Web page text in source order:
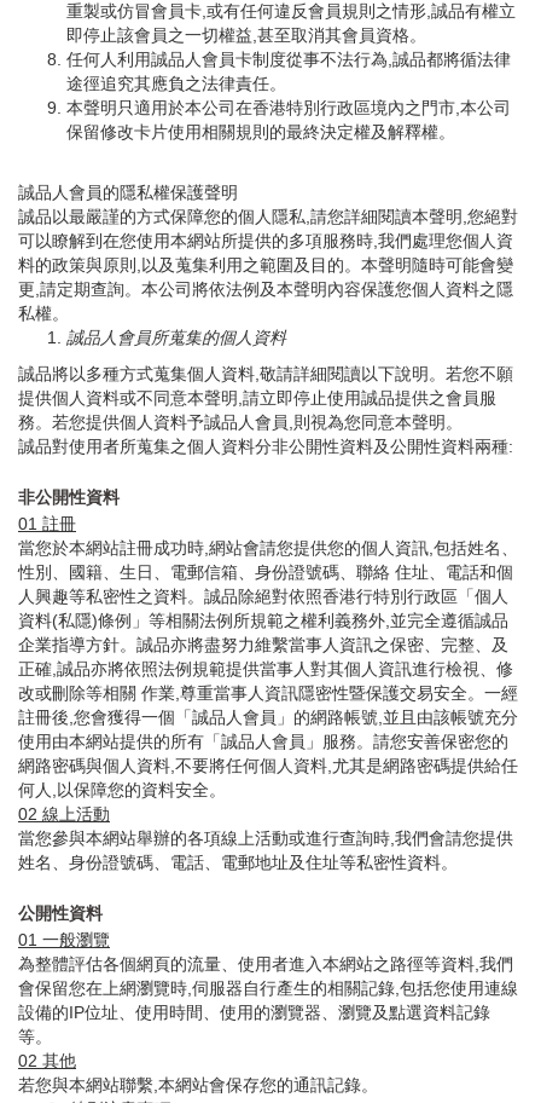
重製或仿冒會員卡,或有任何違反會員規則之情形,誠品有權立
即停止該會員之一切權益,甚至取消其會員資格。
任何人利用誠品人會員卡制度從事不法行為,誠品都將循法律
途徑追究其應負之法律責任。
本聲明只適用於本公司在香港特別行政區境內之門市,本公司
保留修改卡片使用相關規則的最終決定權及解釋權。
誠品人會員的隱私權保護聲明
誠品以最嚴謹的方式保障您的個人隱私,請您詳細閱讀本聲明,您絕對
可以瞭解到在您使用本網站所提供的多項服務時,我們處理您個人資
料的政策與原則,以及蒐集利用之範圍及目的。本聲明隨時可能會變
更,請定期查詢。本公司將依法例及本聲明內容保護您個人資料之隱
私權。
誠品人會員所蒐集的個人資料
誠品將以多種方式蒐集個人資料,敬請詳細閱讀以下說明。若您不願
提供個人資料或不同意本聲明,請立即停止使用誠品提供之會員服
務。若您提供個人資料予誠品人會員,則視為您同意本聲明。
誠品對使用者所蒐集之個人資料分非公開性資料及公開性資料兩種:
非公開性資料
01 註冊
當您於本網站註冊成功時,網站會請您提供您的個人資訊,包括姓名、
性別、國籍、生日、電郵信箱、身份證號碼、聯絡 住址、電話和個
人興趣等私密性之資料。誠品除絕對依照香港行特別行政區「個人
資料(私隱)條例」等相關法例所規範之權利義務外,並完全遵循誠品
企業指導方針。誠品亦將盡努力維繫當事人資訊之保密、完整、及
正確,誠品亦將依照法例規範提供當事人對其個人資訊進行檢視、修
改或刪除等相關 作業,尊重當事人資訊隱密性暨保護交易安全。一經
註冊後,您會獲得一個「誠品人會員」的網路帳號,並且由該帳號充分
使用由本網站提供的所有「誠品人會員」服務。請您安善保密您的
網路密碼與個人資料,不要將任何個人資料,尤其是網路密碼提供給任
何人,以保障您的資料安全。
02 線上活動
當您參與本網站舉辦的各項線上活動或進行查詢時,我們會請您提供
姓名、身份證號碼、電話、電郵地址及住址等私密性資料。
公開性資料
01 一般瀏覽
為整體評估各個網頁的流量、使用者進入本網站之路徑等資料,我們
會保留您在上網瀏覽時,伺服器自行產生的相關記錄,包括您使用連線
設備的IP位址、使用時間、使用的瀏覽器、瀏覽及點選資料記錄
等。
02 其他
若您與本網站聯繫,本網站會保存您的通訊記錄。